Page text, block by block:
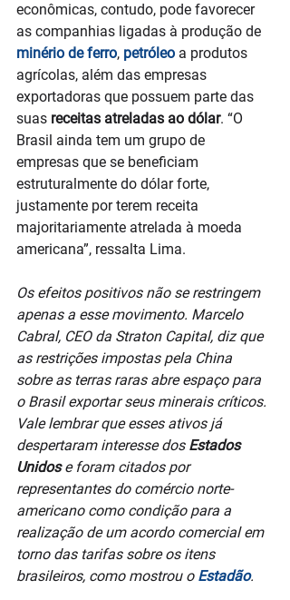
econômicas, contudo, pode favorecer
as companhias ligadas à produção de
minério de ferro, petróleo a produtos
agrícolas, além das empresas
exportadoras que possuem parte das
suas receitas atreladas ao dólar. “O
Brasil ainda tem um grupo de
empresas que se beneficiam
estruturalmente do dólar forte,
justamente por terem receita
majoritariamente atrelada à moeda
americana”, ressalta Lima.
Os efeitos positivos não se restringem
apenas a esse movimento. Marcelo
Cabral, CEO da Straton Capital, diz que
as restrições impostas pela China
sobre as terras raras abre espaço para
o Brasil exportar seus minerais críticos.
Vale lembrar que esses ativos já
despertaram interesse dos Estados
Unidos e foram citados por
representantes do comércio norte-
americano como condição para a
realização de um acordo comercial em
torno das tarifas sobre os itens
brasileiros, como mostrou o Estadão.